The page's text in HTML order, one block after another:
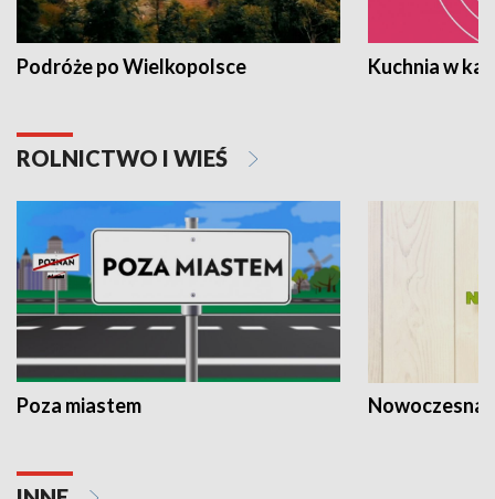
Podróże po Wielkopolsce Kuchnia w
ROLNICTWO I WIEŚ
Poza miastem Nowoczesna